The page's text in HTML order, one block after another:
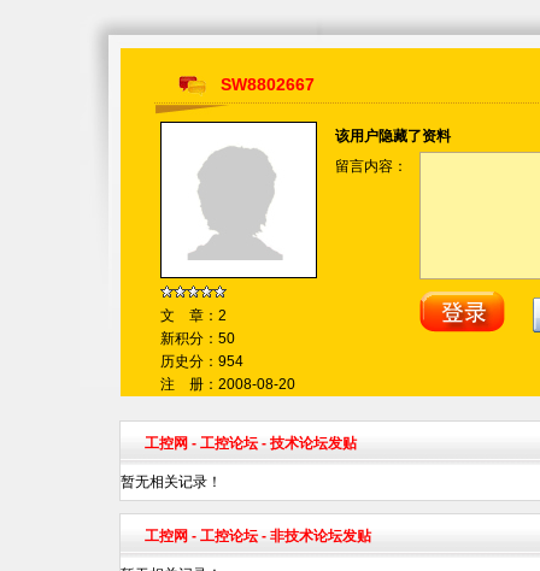
SW8802667
文 章：2
新积分：50
历史分：954
注 册：2008-08-20
该用户隐藏了资料
留言内容：
工控网 - 工控论坛- 技术论坛发贴
暂无相关记录！
工控网 - 工控论坛- 非技术论坛发贴